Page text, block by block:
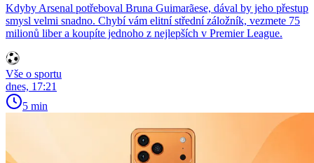
Kdyby Arsenal potřeboval Bruna Guimarãese, dával by jeho přestup
smysl velmi snadno. Chybí vám elitní střední záložník, vezmete 75
milionů liber a koupíte jednoho z nejlepších v Premier League.
Vše o sportu
dnes, 17:21
5 min